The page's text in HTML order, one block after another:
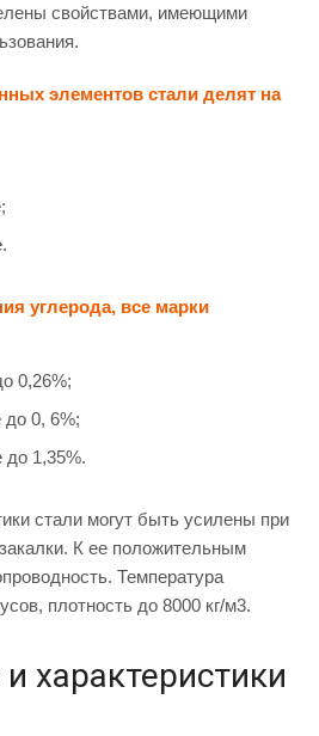
свойствами, имеющими
элементов стали делят на
углерода, все марки
0,26%;
до 0, 6%;
до 1,35%.
стали могут быть усилены при
К ее положительным
Температура
плотность до 8000 кг/м3.
характеристики